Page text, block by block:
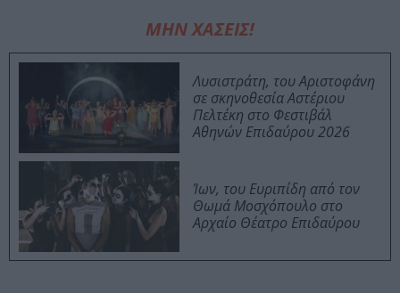
ΜΗΝ ΧΑΣΕΙΣ!
Λυσιστράτη, του Αριστοφάνη
σε σκηνοθεσία Αστέριου
Πελτέκη στο Φεστιβάλ
Αθηνών Επιδαύρου 2026
Ίων, του Ευριπίδη από τον
Θωμά Μοσχόπουλο στο
Αρχαίο Θέατρο Επιδαύρου